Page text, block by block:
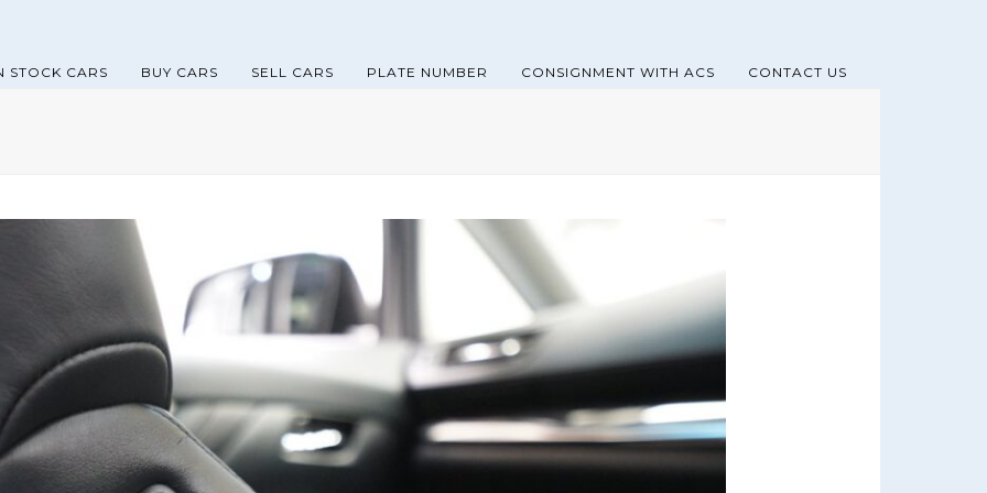
STOCK CARS BUY CARS SELL CARS PLATE NUMBER CONSIGNMENT WITH ACS CONTACT US